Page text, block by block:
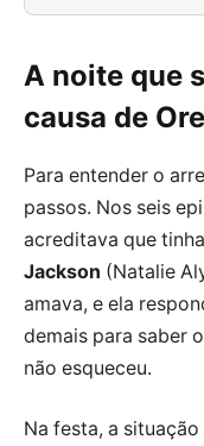
A noite que
causa de
Para entender o
passos. Nos seis
acreditava que
Jackson (Natalie
amava, e ela
demais para saber
não esqueceu.
Na festa, a